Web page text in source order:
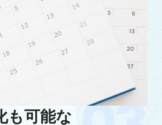
も可能な